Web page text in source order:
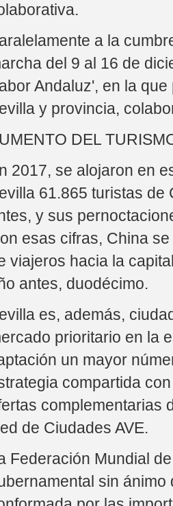
a la
del 9 al 16 de
Andaluz', en la
y provincia,
DEL
2017, se alojaron en
61.865 turistas de
y sus
esas cifras, China
viajeros hacia la
antes, duodécimo.
es, además,
prioritario en la
un mayor
compartida
complementarias
de Ciudades AVE.
Federación Mundial
sin